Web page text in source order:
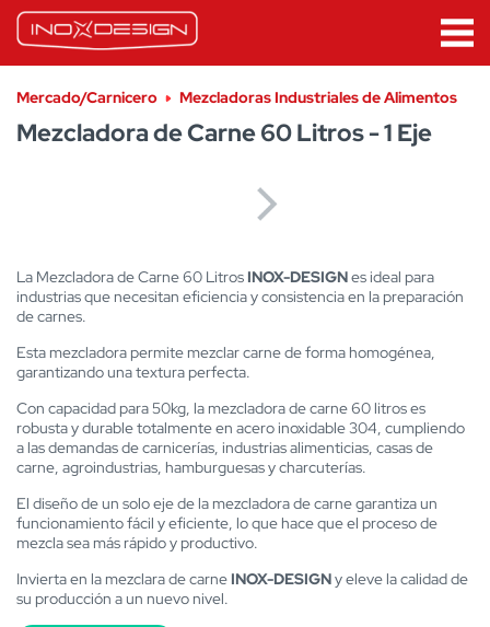
Mercado/Carnicero Mezcladoras Industriales de Alimentos
Mezcladora de Carne 60 Litros - 1 Eje
La Mezcladora de Carne 60 Litros INOX-DESIGNes ideal para
industrias que necesitan eficiencia y consistencia en la preparación
de carnes.
Esta mezcladora permite mezclar carne de forma homogénea,
garantizando una textura perfecta.
Con capacidad para 50kg, la mezcladora de carne 60 litros es
robusta y durable totalmente en acero inoxidable 304, cumpliendo
a las demandas de carnicerías, industrias alimenticias, casas de
carne, agroindustrias, hamburguesas y charcuterías.
El diseño de un solo eje de la mezcladora de carne garantiza un
funcionamiento fácil y eficiente, lo que hace que el proceso de
mezcla sea más rápido y productivo.
Invierta en la mezclara de carne INOX-DESIGNy eleve la calidad de
su producción a un nuevo nivel.